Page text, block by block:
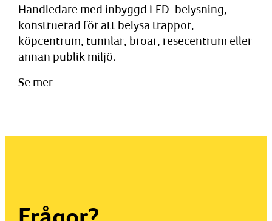
Handledare med inbyggd LED-belysning,
konstruerad för att belysa trappor,
köpcentrum, tunnlar, broar, resecentrum eller
annan publik miljö.
Se mer